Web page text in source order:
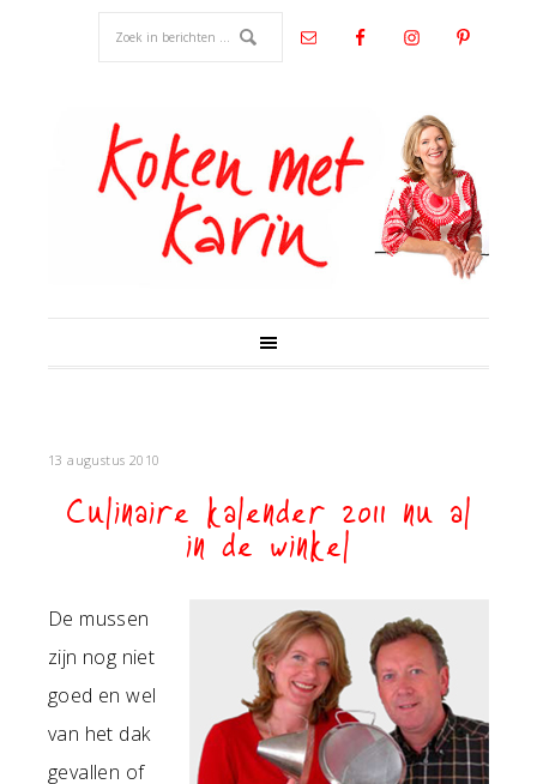
13 augustus 2010
Culinaire kalender 2011 nu al
in de winkel
De mussen
zijn nog niet
goed en wel
van het dak
gevallen of